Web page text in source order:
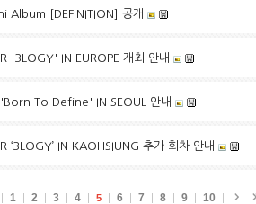
Album [DEFINITION] 공개
'3LOGY' IN EUROPE 개최 안내
To Define' IN SEOUL 안내
IN KAOHSIUNG 추가 회차 안내
1 2 3 4 5 6 7 8 9 10